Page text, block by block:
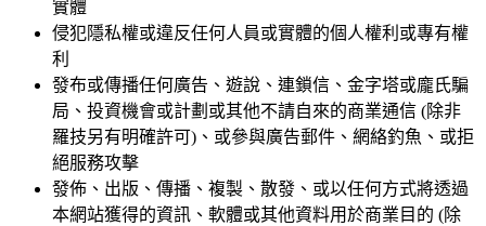
實體
侵犯隱私權或違反任何人員或實體的個人權利或專有權
利
發布或傳播任何廣告、遊說、連鎖信、金字塔或龐氏騙
局、投資機會或計劃或其他不請自來的商業通信 (除非
羅技另有明確許可)、或參與廣告郵件、網絡釣魚、或拒
絕服務攻擊
發佈、出版、傳播、複製、散發、或以任何方式將透過
本網站獲得的資訊、軟體或其他資料用於商業目的 (除